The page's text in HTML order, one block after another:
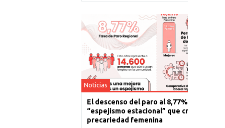
Noticias
El descenso del paro al 8,77% es un
“espejismo estacional” que cronifica la
precariedad femenina